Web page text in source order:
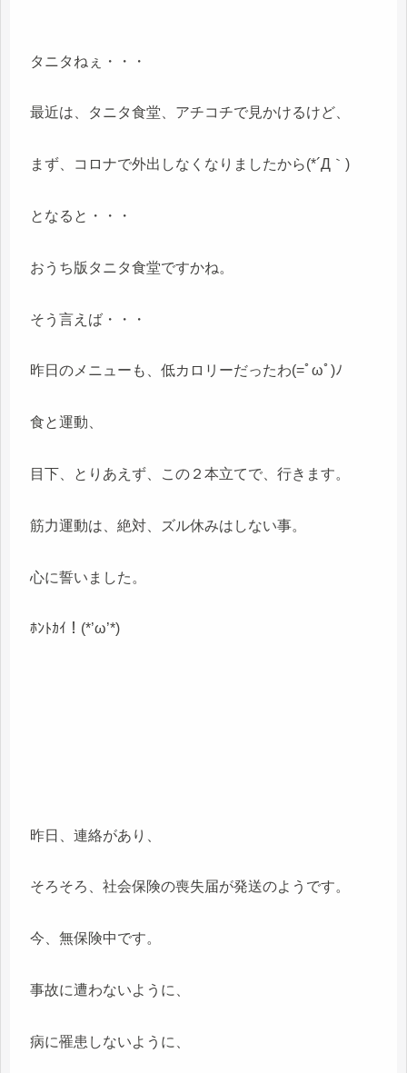
タニタねぇ・・・
最近は、タニタ食堂、アチコチで見かけるけど、
まず、コロナで外出しなくなりましたから(*´Д｀)
となると・・・
おうち版タニタ食堂ですかね。
そう言えば・・・
昨日のメニューも、低カロリーだったわ(=ﾟωﾟ)ﾉ
食と運動、
目下、とりあえず、この２本立てで、行きます。
筋力運動は、絶対、ズル休みはしない事。
心に誓いました。
ﾎﾝﾄｶｲ！(*’ω’*)
昨日、連絡があり、
そろそろ、社会保険の喪失届が発送のようです。
今、無保険中です。
事故に遭わないように、
病に罹患しないように、